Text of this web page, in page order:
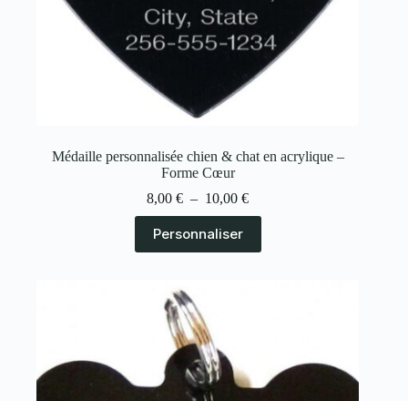
Médaille personnalisée chien & chat en acrylique –
Forme Cœur
8,00€ – 10,00€
Personnaliser